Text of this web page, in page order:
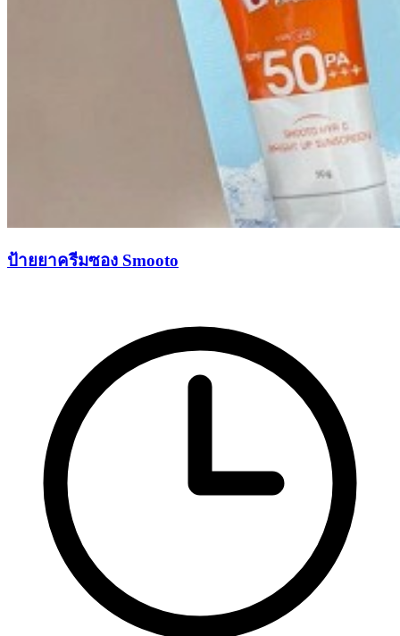
ป้ายยาครีมซอง Smooto